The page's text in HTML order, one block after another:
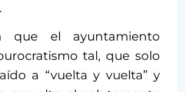
que el ayuntamiento
tal, que solo
a “vuelta y vuelta” y